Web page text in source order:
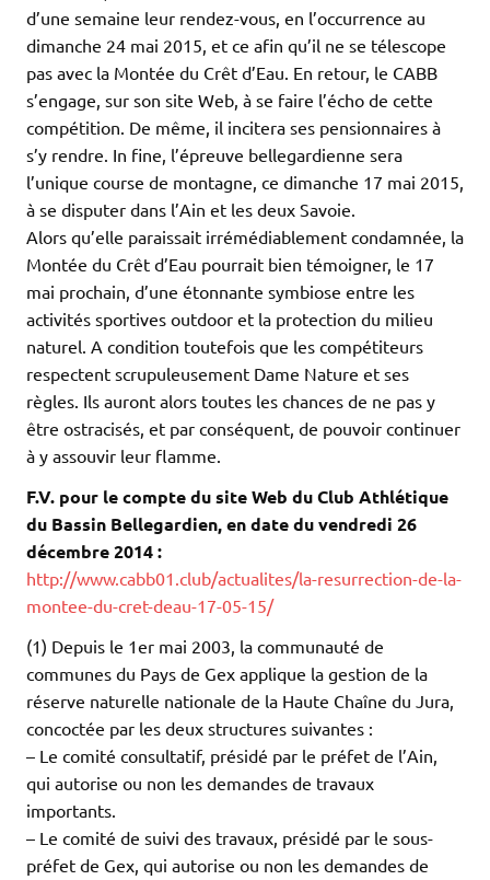
d’une semaine leur rendez-vous, en l’occurrence au
dimanche 24 mai 2015, et ce afin qu’il ne se télescope
pas avec la Montée du Crêt d’Eau. En retour, le CABB
s’engage, sur son site Web, à se faire l’écho de cette
compétition. De même, il incitera ses pensionnaires à
s’y rendre. In fine, l’épreuve bellegardienne sera
l’unique course de montagne, ce dimanche 17 mai 2015,
à se disputer dans l’Ain et les deux Savoie.
Alors qu’elle paraissait irrémédiablement condamnée, la
Montée du Crêt d’Eau pourrait bien témoigner, le 17
mai prochain, d’une étonnante symbiose entre les
activités sportives outdoor et la protection du milieu
naturel. A condition toutefois que les compétiteurs
respectent scrupuleusement Dame Nature et ses
règles. Ils auront alors toutes les chances de ne pas y
être ostracisés, et par conséquent, de pouvoir continuer
à y assouvir leur flamme.
F.V. pour le compte du site Web du Club Athlétique
du Bassin Bellegardien, en date du vendredi 26
décembre 2014 :
http://www.cabb01.club/actualites/la-resurrection-de-la-
montee-du-cret-deau-17-05-15/
(1) Depuis le 1er mai 2003, la communauté de
communes du Pays de Gex applique la gestion de la
réserve naturelle nationale de la Haute Chaîne du Jura,
concoctée par les deux structures suivantes :
– Le comité consultatif, présidé par le préfet de l’Ain,
qui autorise ou non les demandes de travaux
importants.
– Le comité de suivi des travaux, présidé par le sous-
préfet de Gex, qui autorise ou non les demandes de